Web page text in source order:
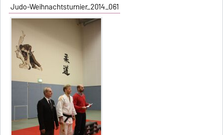
Judo-Weihnachtsturnier_2014_061